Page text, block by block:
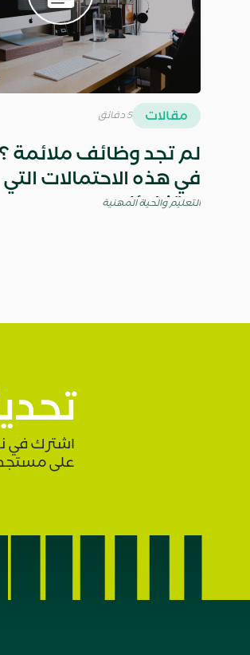
مقالات 5 دقائق
لم تجد وظائف ملائمة ؟
في هذه الاحتمالات التي
ستفاجئك
التعليم والحياة المهنية
اشترك في
على